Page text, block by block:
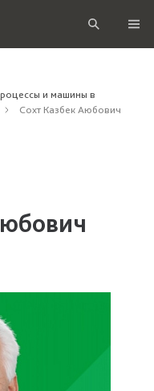
и машины в
Сохт Казбек Аюбович